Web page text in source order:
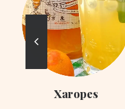
Xaropes